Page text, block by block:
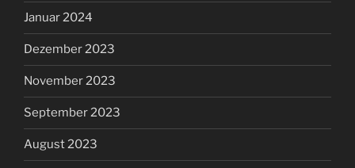
Januar 2024
Dezember 2023
November 2023
September 2023
August 2023